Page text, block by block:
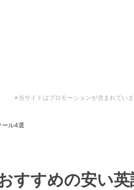
※当サイトはプロモーションが含まれてい
ール4選
すすめの安い英